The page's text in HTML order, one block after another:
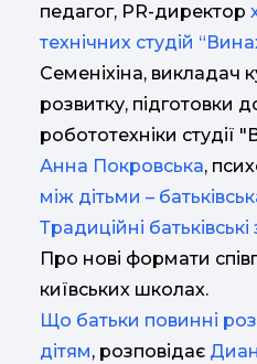
педагог, PR-директор
технічних студій
Семеніхіна, викладач
розвитку, підготовки
робототехніки студії
Анна Покровська,
між дітьми –
Традиційні
Про нові формати
київських школах.
Що батьки повинні
дітям, розповідає